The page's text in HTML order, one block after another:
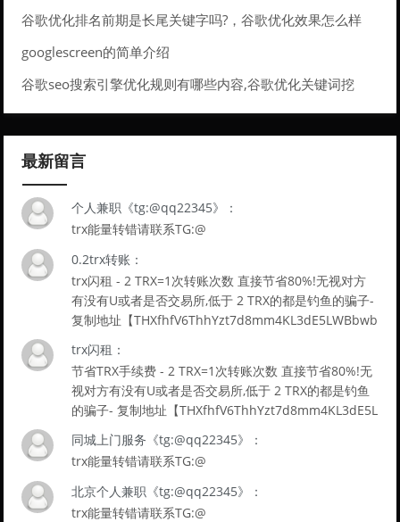
谷歌优化排名前期是长尾关键字吗?，谷歌优化效果怎么样
googlescreen的简单介绍
谷歌seo搜索引擎优化规则有哪些内容,谷歌优化关键词挖
掘。
最新留言
个人兼职《tg:@qq22345》：
trx能量转错请联系TG:@
0.2trx转账：
trx闪租 - 2 TRX=1次转账次数 直接节省80%!无视对方
有没有U或者是否交易所,低于 2 TRX的都是钓鱼的骗子-
复制地址【THXfhfV6ThhYzt7d8mm4KL3dE5LWBbwb
3s】转 2 TRX即可0手续费转账!TG机器人: @jzzTRXbot
官网: https://jzztrx.com
trx闪租：
节省TRX手续费 - 2 TRX=1次转账次数 直接节省80%!无
视对方有没有U或者是否交易所,低于 2 TRX的都是钓鱼
的骗子- 复制地址【THXfhfV6ThhYzt7d8mm4KL3dE5L
WBbwb3s】转 2 TRX即可0手续费转账!TG机器人: @jz
zTRXbot 官网: https://jzztrx.com
同城上门服务《tg:@qq22345》：
trx能量转错请联系TG:@
北京个人兼职《tg:@qq22345》：
trx能量转错请联系TG:@